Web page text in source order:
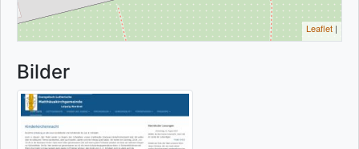
Leaflet |
Bilder